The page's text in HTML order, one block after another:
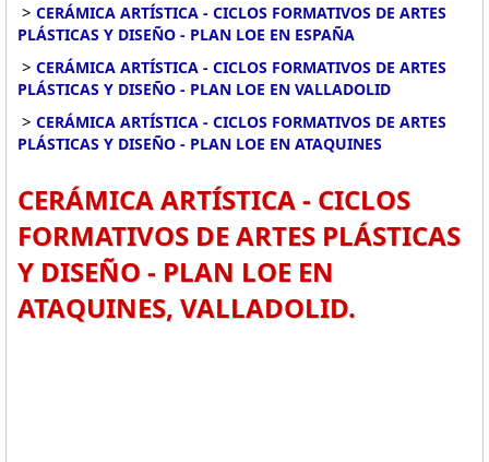
> CERÁMICA ARTÍSTICA - CICLOS FORMATIVOS DE ARTES
PLÁSTICAS Y DISEÑO - PLAN LOE EN ESPAÑA
> CERÁMICA ARTÍSTICA - CICLOS FORMATIVOS DE ARTES
PLÁSTICAS Y DISEÑO - PLAN LOE EN VALLADOLID
> CERÁMICA ARTÍSTICA - CICLOS FORMATIVOS DE ARTES
PLÁSTICAS Y DISEÑO - PLAN LOE EN ATAQUINES
CERÁMICA ARTÍSTICA - CICLOS
FORMATIVOS DE ARTES PLÁSTICAS
Y DISEÑO - PLAN LOE EN
ATAQUINES, VALLADOLID.